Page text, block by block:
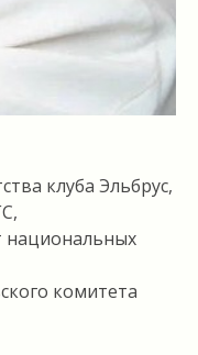
клуба Эльбрус,
национальных
комитета